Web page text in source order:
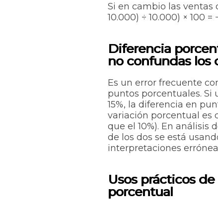
Si en cambio las ventas
10.000) ÷ 10.000) × 100 =
Diferencia
no confundas los
Es un error frecuente
puntos porcentuales. Si
15%, la diferencia en
variación porcentual es
que el 10%). En análisis
de los dos se está
interpretaciones
Usos prácticos
porcentual